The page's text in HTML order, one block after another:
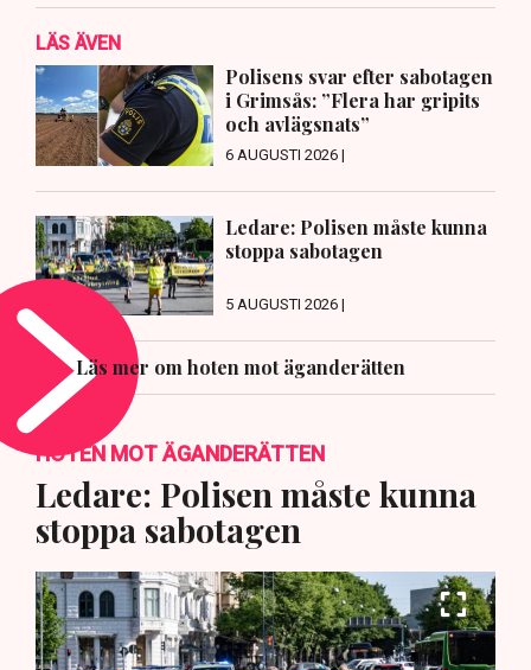
LÄS ÄVEN
Polisens svar efter sabotagen
i Grimsås: ”Flera har gripits
och avlägsnats”
6 AUGUSTI 2026 |
Ledare: Polisen måste kunna
stoppa sabotagen
5 AUGUSTI 2026 |
Läs mer om hoten mot äganderätten
HOTEN MOT ÄGANDERÄTTEN
Ledare: Polisen måste kunna
stoppa sabotagen